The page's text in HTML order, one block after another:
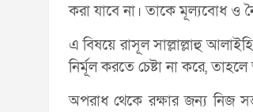
করা যাবে না। তাকে মূল্যবোধ ও
এ বিষয়ে রাসূল সাল্লাল্লাহু
নির্মূল করতে চেষ্টা না করে,
অপরাধ থেকে রক্ষার জন্য নিজ